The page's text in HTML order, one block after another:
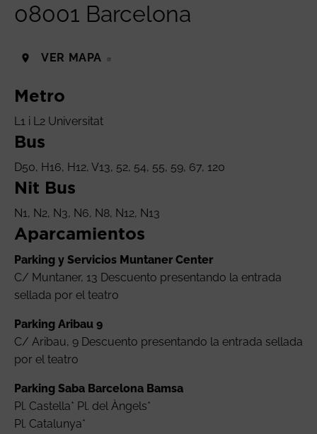
08001 Barcelona
VER MAPA
Metro
L1 i L2 Universitat
Bus
D50, H16, H12, V13, 52, 54, 55, 59, 67, 120
Nit Bus
N1, N2, N3, N6, N8, N12, N13
Aparcamientos
Parking y Servicios Muntaner Center
C/ Muntaner, 13 Descuento presentando la entrada
sellada por el teatro
Parking Aribau 9
C/ Aribau, 9 Descuento presentando la entrada sellada
por el teatro
Parking Saba Barcelona Bamsa
Pl. Castella* Pl. del Àngels*
Pl. Catalunya*